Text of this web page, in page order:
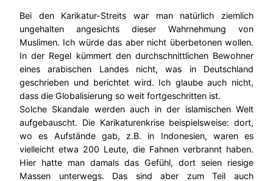
Bei den Karikatur-Streits war man natürlich ziemlich
ungehalten angesichts dieser Wahrnehmung von
Muslimen. Ich würde das aber nicht überbetonen wollen.
In der Regel kümmert den durchschnittlichen Bewohner
eines arabischen Landes nicht, was in Deutschland
geschrieben und berichtet wird. Ich glaube auch nicht,
dass die Globalisierung so weit fortgeschritten ist.
Solche Skandale werden auch in der islamischen Welt
aufgebauscht. Die Karikaturenkrise beispielsweise: dort,
wo es Aufstände gab, z.B. in Indonesien, waren es
vielleicht etwa 200 Leute, die Fahnen verbrannt haben.
Hier hatte man damals das Gefühl, dort seien riesige
Massen unterwegs. Das sind aber zum Teil auch